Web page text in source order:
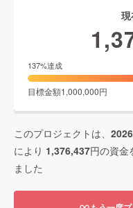
137%達成
目標金額1,000,000円
このプロジェクトは、
により 1,376,437円の資金
ました